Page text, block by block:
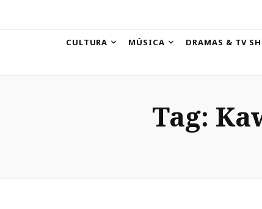
CULTURA MÚSICA DRAMAS & TV
Tag: